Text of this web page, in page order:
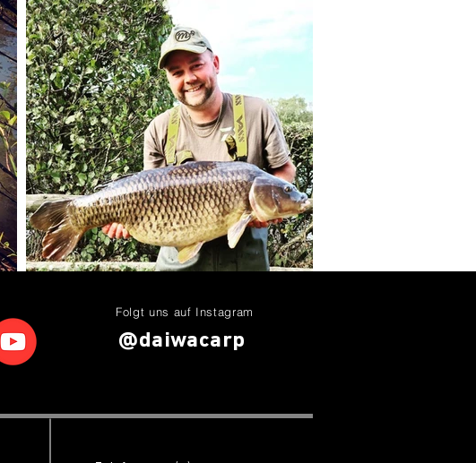
Folgt uns auf Instagram
@daiwacarp